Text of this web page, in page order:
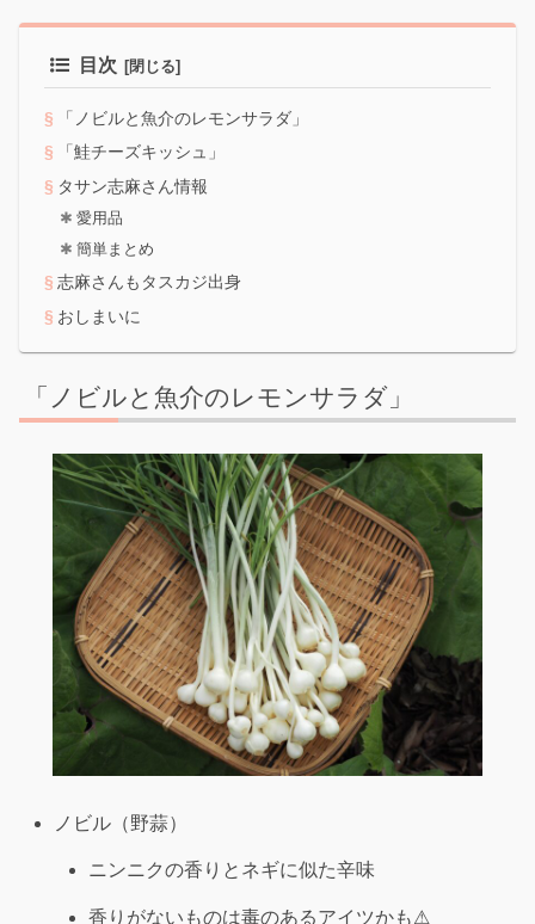
目次
「ノビルと魚介のレモンサラダ」
「鮭チーズキッシュ」
タサン志麻さん情報
愛用品
簡単まとめ
志麻さんもタスカジ出身
おしまいに
「ノビルと魚介のレモンサラダ」
ノビル（野蒜）
ニンニクの香りとネギに似た辛味
香りがないものは毒のあるアイツかも⚠